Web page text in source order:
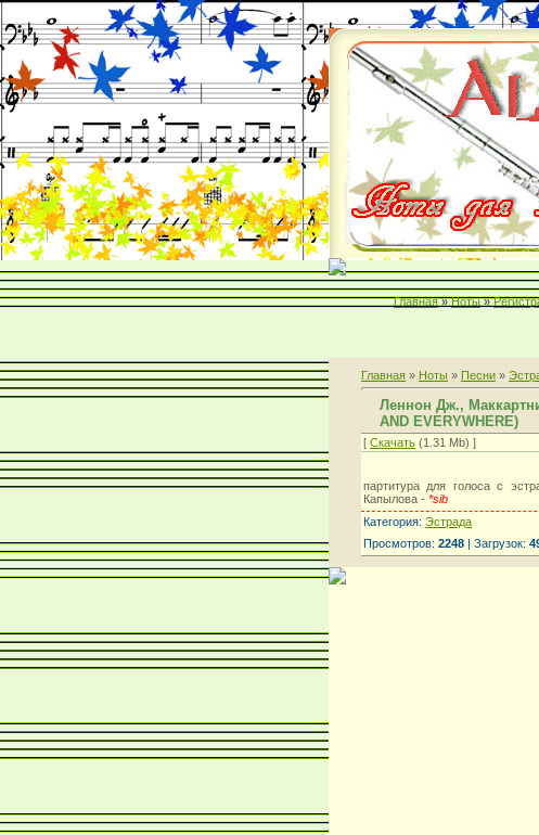
Главная » Ноты »
Главная » Ноты » Песни »
Леннон Дж.,
AND EVERYWHERE)
[ Скачать (1.31 Mb) ]
партитура для голоса с
Капылова - *sib
Категория: Эстрада
Просмотров: 2248 | Загрузок: